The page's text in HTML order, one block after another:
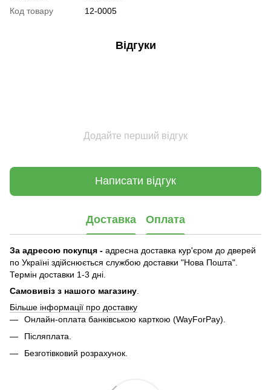
Код товару
12-0005
Відгуки
Додайте перший відгук
Написати відгук
Доставка Оплата
За адресою покупця - адресна доставка кур'єром до дверей
по Україні здійснюється службою доставки "Нова Пошта".
Термін доставки 1-3 дні.
Самовивіз з нашого магазину
Більше інформації про доставку
Онлайн-оплата банківською карткою (WayForPay).
Післяплата.
Безготівковий розрахунок.